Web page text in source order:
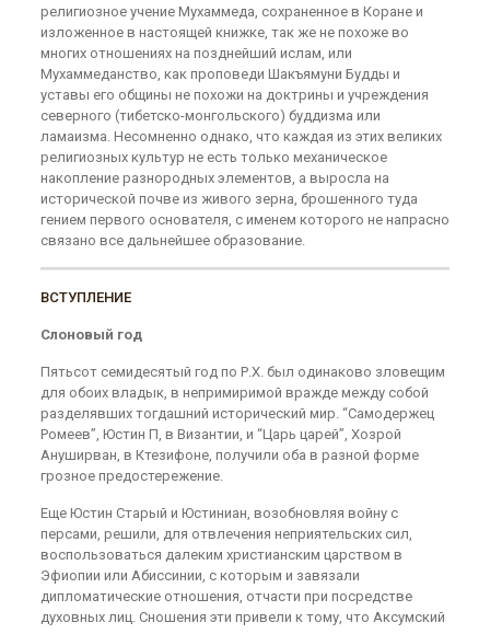
религиозное учение Мухаммеда, сохраненное в Коране и
изложенное в настоящей книжке, так же не похоже во
многих отношениях на позднейший ислам, или
Мухаммеданство, как проповеди Шакъямуни Будды и
уставы его общины не похожи на доктрины и учреждения
северного (тибетско-монгольского) буддизма или
ламаизма. Несомненно однако, что каждая из этих великих
религиозных культур не есть только механическое
накопление разнородных элементов, а выросла на
исторической почве из живого зерна, бро­шенного туда
гением первого основателя, с именем ко­торого не напрасно
связано все дальнейшее образование.
ВСТУПЛЕНИЕ
Слоновый год
Пятьсот семидесятый год по Р.Х. был одинаково зло­вещим
для обоих владык, в непримиримой вражде между собой
разделявших тогдашний исторический мир. “Самодержец
Ромеев”, Юстин П, в Византии, и “Царь царей”, Хозрой
Ануширван, в Ктезифоне, получили оба в разной форме
грозное предостережение.
Еще Юстин Старый и Юстиниан, возобновляя войну с
персами, решили, для отвлечения неприятельских сил,
воспользоваться далеким христианским царством в
Эфиопии или Абиссинии, с которым и завязали
дипломатические отношения, отчасти при посредстве
духовных лиц. Сношения эти привели к тому, что Аксумский